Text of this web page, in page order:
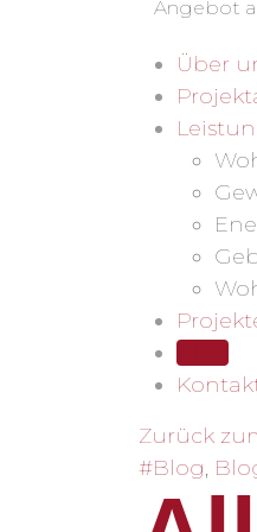
Angebot
Über
Zurück
#Blog,